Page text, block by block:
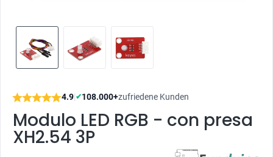
4.9|✔108.000+zufriedene Kunden
Modulo LED RGB - con presa
XH2.54 3P